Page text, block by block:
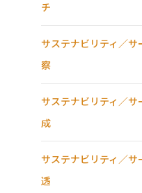
チ
サステナビリティ／
察
サステナビリティ／
成
サステナビリティ／
透